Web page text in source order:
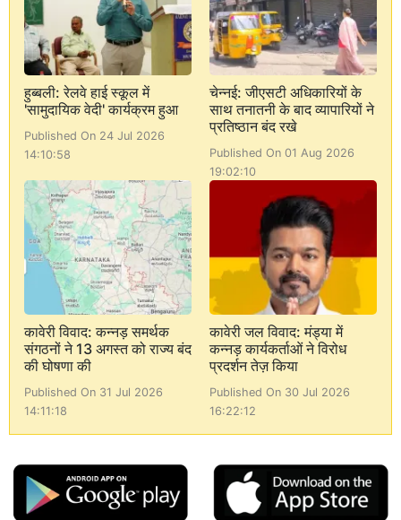
हुब्बली: रेलवे हाई स्कूल में
'सामुदायिक वेदी' कार्यक्रम हुआ
Published On 24 Jul 2026
14:10:58
चेन्नई: जीएसटी अधिकारियों के
साथ तनातनी के बाद व्यापारियों ने
प्रतिष्ठान बंद रखे
Published On 01 Aug 2026
19:02:10
कावेरी विवाद: कन्नड़ समर्थक
संगठनों ने 13 अगस्त को राज्य बंद
की घोषणा की
Published On 31 Jul 2026
14:11:18
कावेरी जल विवाद: मंड्या में
कन्नड़ कार्यकर्ताओं ने विरोध
प्रदर्शन तेज़ किया
Published On 30 Jul 2026
16:22:12